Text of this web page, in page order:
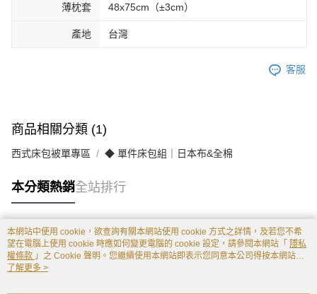
薄枕套 48x75cm（±3cm）
產地 台灣
客服
商品相關分類 (1)
西式床包被單專區 ◆ 單件床包組｜日本布&全棉
本分類熱銷全站排行
熱門標籤
本網站中使用 cookie，欲查詢有關本網站使用 cookie 方式之詳情，及若您不希
望在電腦上使用 cookie 時應如何變更電腦的 cookie 設定，請參閱本網站「 隱私
權條款 」之 Cookie 聲明。您繼續使用本網站即表示您同意本公司得按本網站使
用條款之 Cookie 聲明使用 cookie。
了解更多 >